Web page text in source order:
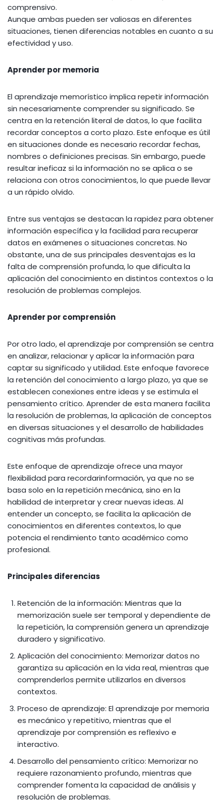
comprensivo.
Aunque ambas pueden ser valiosas en diferentes
situaciones, tienen diferencias notables en cuanto a su
efectividad y uso.
Aprender por memoria
El aprendizaje memorístico implica repetir información
sin necesariamente comprender su significado. Se
centra en la retención literal de datos, lo que facilita
recordar conceptos a corto plazo. Este enfoque es útil
en situaciones donde es necesario recordar fechas,
nombres o definiciones precisas. Sin embargo, puede
resultar ineficaz si la información no se aplica o se
relaciona con otros conocimientos, lo que puede llevar
a un rápido olvido.
Entre sus ventajas se destacan la rapidez para obtener
información específica y la facilidad para recuperar
datos en exámenes o situaciones concretas. No
obstante, una de sus principales desventajas es la
falta de comprensión profunda, lo que dificulta la
aplicación del conocimiento en distintos contextos o la
resolución de problemas complejos.
Aprender por comprensión
Por otro lado, el aprendizaje por comprensión se centra
en analizar, relacionar y aplicar la información para
captar su significado y utilidad. Este enfoque favorece
la retención del conocimiento a largo plazo, ya que se
establecen conexiones entre ideas y se estimula el
pensamiento crítico. Aprender de esta manera facilita
la resolución de problemas, la aplicación de conceptos
en diversas situaciones y el desarrollo de habilidades
cognitivas más profundas.
Este enfoque de aprendizaje ofrece una mayor
flexibilidad para recordarinformación, ya que no se
basa solo en la repetición mecánica, sino en la
habilidad de interpretar y crear nuevas ideas. Al
entender un concepto, se facilita la aplicación de
conocimientos en diferentes contextos, lo que
potencia el rendimiento tanto académico como
profesional.
Principales diferencias
Retención de la información: Mientras que la
memorización suele ser temporal y dependiente de
la repetición, la comprensión genera un aprendizaje
duradero y significativo.
Aplicación del conocimiento: Memorizar datos no
garantiza su aplicación en la vida real, mientras que
comprenderlos permite utilizarlos en diversos
contextos.
Proceso de aprendizaje: El aprendizaje por memoria
es mecánico y repetitivo, mientras que el
aprendizaje por comprensión es reflexivo e
interactivo.
Desarrollo del pensamiento crítico: Memorizar no
requiere razonamiento profundo, mientras que
comprender fomenta la capacidad de análisis y
resolución de problemas.